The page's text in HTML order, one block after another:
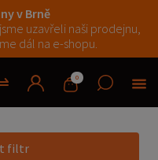
v Brně
uzavřeli naši prodejnu,
dál na e-shopu.
0
filtr